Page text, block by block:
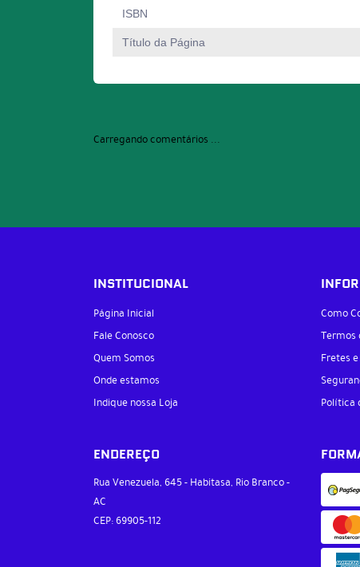
ISBN
Título da Página
Carregando comentários ...
INSTITUCIONAL
Página Inicial
Fale Conosco
Quem Somos
Onde estamos
Indique nossa Loja
Como
Termos
Fretes
Política
ENDEREÇO
Rua Venezuela, 645- Habitasa, Rio Branco-
AC
CEP: 69905-112